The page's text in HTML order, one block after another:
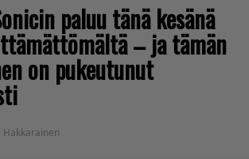
paluu tänä kesänä
– ja tämän
on pukeutunut
Hakkarainen